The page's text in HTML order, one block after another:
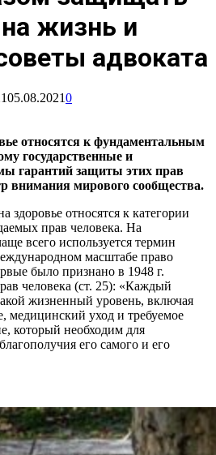
жизнь и
адвоката
05.08.20210
относятся к фундаментальным
государственные и
гарантий защиты этих прав
внимания мирового сообщества.
здоровье относятся к категории
прав человека. На
всего используется термин
масштабе право
было признано в 1948 г.
человека (ст. 25): «Каждый
жизненный уровень, включая
медицинский уход и требуемое
который необходим для
его самого и его